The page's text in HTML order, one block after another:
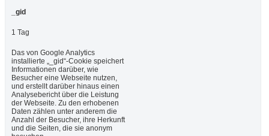
_gid
1 Tag
Das von Google Analytics
installierte „_gid“-Cookie speichert
Informationen darüber, wie
Besucher eine Webseite nutzen,
und erstellt darüber hinaus einen
Analysebericht über die Leistung
der Webseite. Zu den erhobenen
Daten zählen unter anderem die
Anzahl der Besucher, ihre Herkunft
und die Seiten, die sie anonym